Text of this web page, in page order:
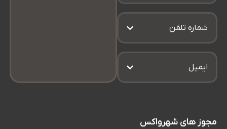
شماره تلفن
ایمیل
مجوز های شهرواکس